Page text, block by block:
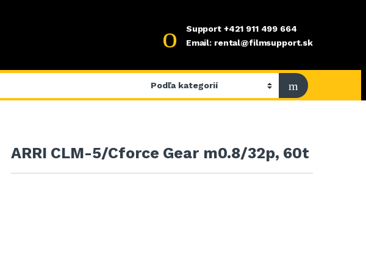
Support+421 911 499 664
Email: rental@filmsupport.sk
ARRI CLM-5/Cforce Gear m0.8/32p, 60t